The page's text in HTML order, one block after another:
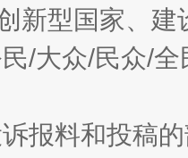
” 如何以
新型国家、
/大众/民众/
报料和投稿